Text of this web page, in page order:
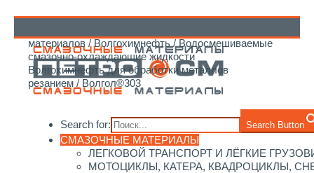
Search for: Search Button
СМАЗОЧНЫЕ МАТЕРИАЛЫ
ЛЕГКОВОЙ ТРАНСПОРТ И ЛЁГКИЕ
МОТОЦИКЛЫ, КАТЕРА, КВАДРОЦИКЛЫ,
материалов/Волгохимнефть/Водосмешиваемые
смазочно-охлаждающие жидкости
Волгохимнефть для обработки металлов
резанием/ Волгол®303
↑